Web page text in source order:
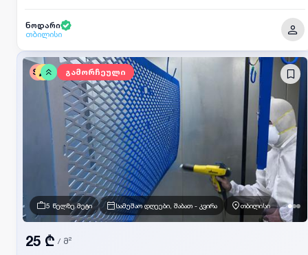
ნოდარი
თბილისი
SV გამორჩეული
5 წელზე მეტი სამუშაო დღეები, შაბათ - კვირა თბილისი
25 ₾ / მ²